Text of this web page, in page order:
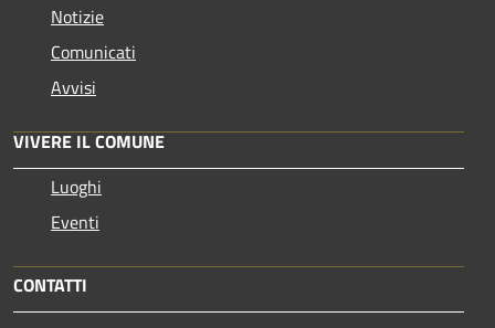
Notizie
Comunicati
Avvisi
VIVERE IL COMUNE
Luoghi
Eventi
CONTATTI